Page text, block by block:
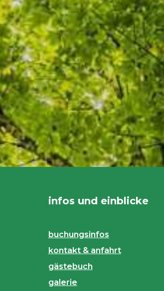
infos und einblicke
buchungsinfos
kontakt & anfahrt
gästebuch
galerie